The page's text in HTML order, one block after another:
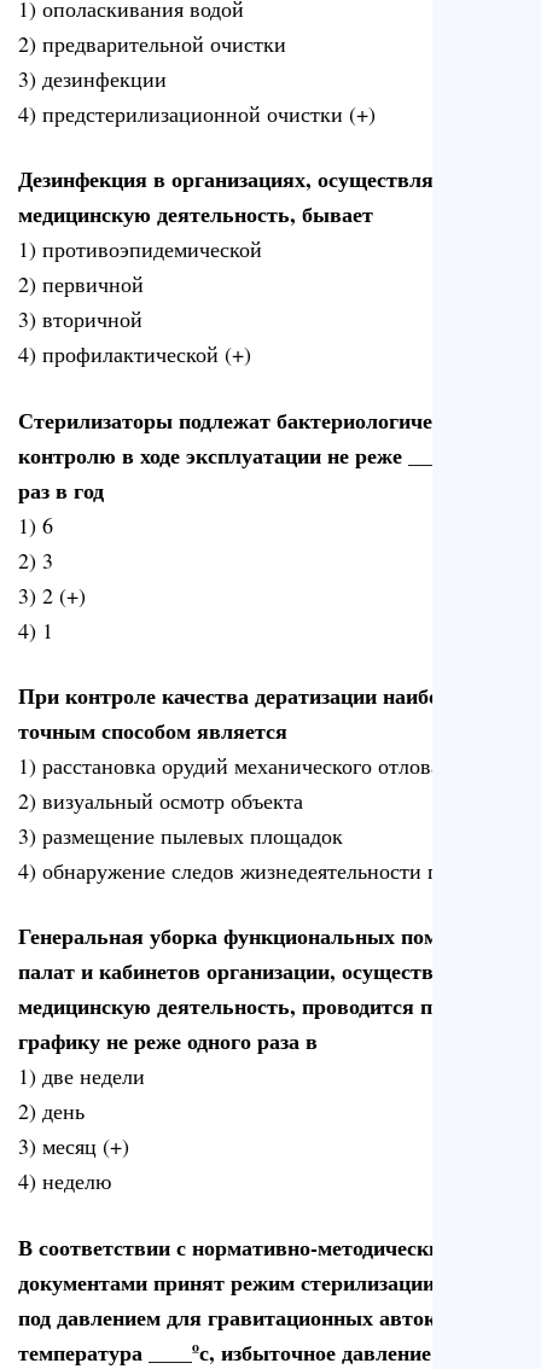
1) ополаскивания водой
2) предварительной очистки
3) дезинфекции
4) предстерилизационной очистки (+)
Дезинфекция в организациях, осуществляющих
медицинскую деятельность, бывает
1) противоэпидемической
2) первичной
3) вторичной
4) профилактической (+)
Стерилизаторы подлежат бактериологическому
контролю в ходе эксплуатации не реже ____раза/
раз в год
1) 6
2) 3
3) 2 (+)
4) 1
При контроле качества дератизации наиболее
точным способом является
1) расстановка орудий механического отлова (+)
2) визуальный осмотр объекта
3) размещение пылевых площадок
4) обнаружение следов жизнедеятельности грызунов
Генеральная уборка функциональных помещений,
палат и кабинетов организации, осуществляющей
медицинскую деятельность, проводится по
графику не реже одного раза в
1) две недели
2) день
3) месяц (+)
4) неделю
В соответствии с нормативно-методическими
документами принят режим стерилизации паром
под давлением для гравитационных автоклавов:
температура ____ºс, избыточное давление ____